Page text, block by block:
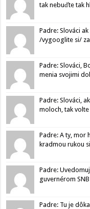
tak nebuďte tak
Padre: Slováci
/vygooglite si/ za
Padre: Slováci,
menia svojimi
Padre: Slováci,
moloch, tak
Padre: A ty, mor
kradmou rukou
Padre:
guvernérom
Padre: Tu je